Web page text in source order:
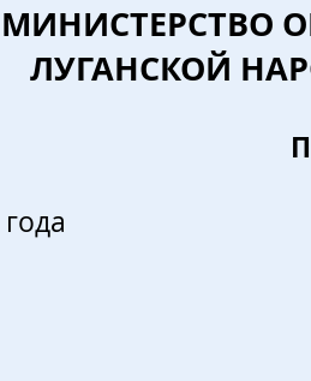
МИНИСТЕРСТВО
ЛУГАНСКОЙ